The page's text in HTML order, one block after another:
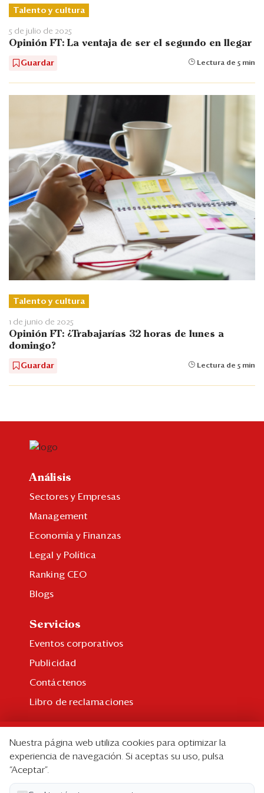
Talento y cultura
5 de julio de 2025
Opinión FT: La ventaja de ser el segundo en llegar
Guardar Lectura de 5 min
Talento y cultura
1 de junio de 2025
Opinión FT: ¿Trabajarías 32 horas de lunes a
domingo?
Guardar Lectura de 5 min
Análisis
Sectores y Empresas
Management
Economía y Finanzas
Legal y Política
Ranking CEO
Blogs
Servicios
Eventos corporativos
Publicidad
Contáctenos
Libro de reclamaciones
Suscripción individual
Paquetes corporativos
Edición Impresa
Nuestra página web utiliza cookies para optimizar la
experiencia de navegación. Si aceptas su uso, pulsa
“Aceptar”.